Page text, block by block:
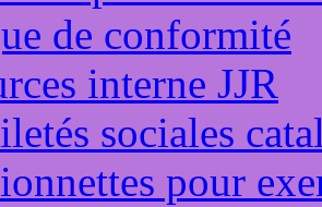
de conformité
interne JJR
sociales
pour